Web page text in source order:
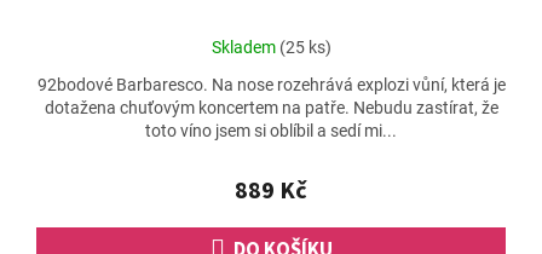
Průměrné
produktu
je
5,0
5
hvězdiček.
Skladem (25 ks)
889 Kč
92bodové Barbaresco. Na nose rozehrává explozi vůní, která je
dotažena chuťovým koncertem na patře. Nebudu zastírat, že
toto víno jsem si oblíbil a sedí mi...